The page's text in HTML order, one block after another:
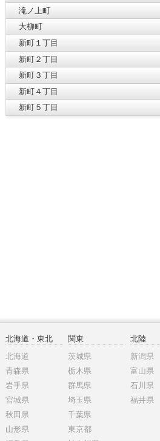
滝ノ上町
大柳町
新町１丁目
新町２丁目
新町３丁目
新町４丁目
新町５丁目
北海道・東北
北海道
青森県
岩手県
宮城県
秋田県
山形県
関東
茨城県
栃木県
群馬県
埼玉県
千葉県
東京都
北陸
新潟県
富山県
石川県
福井県